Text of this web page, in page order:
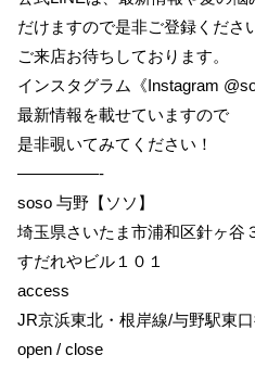
だけますので是非ご登録くださ
ご来店お待ちしております。
インスタグラム《Instagram
最新情報を載せていますので
是非覗いてみてください！
—————-
soso 与野【ソソ】
埼玉県さいたま市浦和区針ヶ谷
すだれやビル１０１
access
JR京浜東北・根岸線/与野駅東
open / close